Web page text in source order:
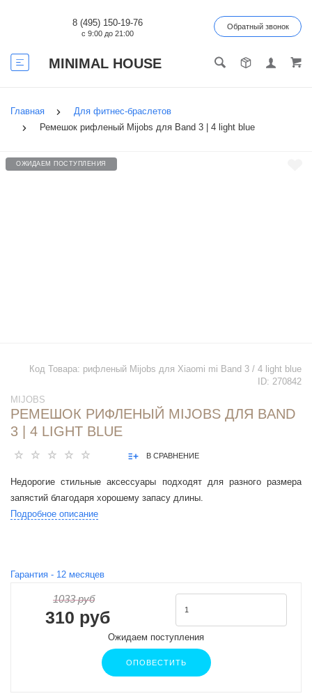
MINIMAL HOUSE
8 (495) 150-19-76
с 9:00 до 21:00
Обратный звонок
Главная
Для фитнес-браслетов
Ремешок рифленый Mijobs для Band 3 | 4 light blue
ОЖИДАЕМ ПОСТУПЛЕНИЯ
Код Товара: рифленый Mijobs для Xiaomi mi Band 3 / 4 light blue
ID: 270842
MIJOBS
РЕМЕШОК РИФЛЕНЫЙ MIJOBS ДЛЯ BAND
3 | 4 LIGHT BLUE
В СРАВНЕНИЕ
Недорогие стильные аксессуары подходят для разного размера
запястий благодаря хорошему запасу длины.
Подробное описание
Гарантия - 12 месяцев
1033 руб
310 руб
Ожидаем поступления
ОПОВЕСТИТЬ